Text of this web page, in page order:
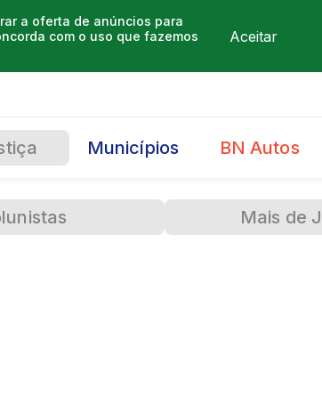
a oferta de anúncios para
com o uso que fazemos
Aceitar
Municípios BN Autos
Mais de